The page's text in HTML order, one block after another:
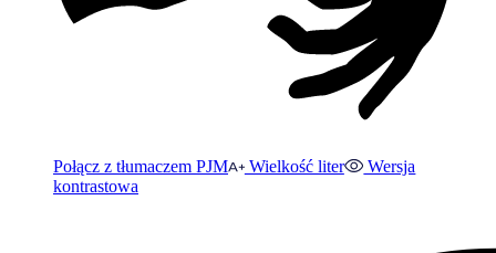
Połącz z tłumaczem PJM Wielkość liter
Wersja
kontrastowa